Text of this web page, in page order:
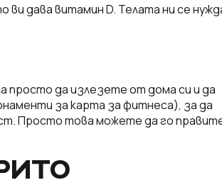
ви дава витамин D. Телата ни се
да излезете от дома си и да
за карта за фитнеса), за да
Просто това можете да го